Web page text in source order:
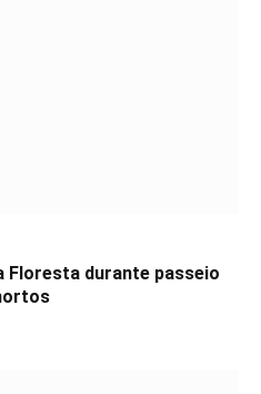
Floresta durante passeio